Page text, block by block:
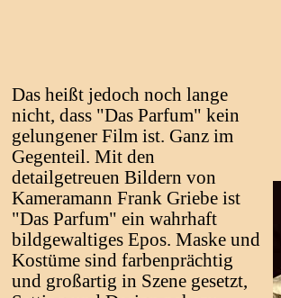
Das heißt jedoch noch lange
nicht, dass "Das Parfum" kein
gelungener Film ist. Ganz im
Gegenteil. Mit den
detailgetreuen Bildern von
Kameramann Frank Griebe ist
"Das Parfum" ein wahrhaft
bildgewaltiges Epos. Maske und
Kostüme sind farbenprächtig
und großartig in Szene gesetzt,